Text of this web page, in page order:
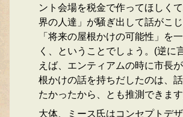
ント会場を税金で作ってほしく
界の人達」が騒ぎ出して話がこじ
「将来の屋根かけの可能性」を
く、ということでしょう。(逆に
えば、エンティアムの時に市長
根かけの話を持ちだしたのは、
たかったから、とも推測できま
大体、ミース氏はコンセプトデ